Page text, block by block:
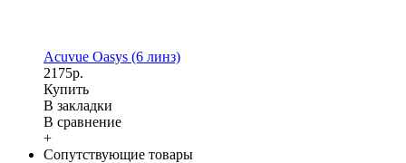
Acuvue Oasys (6 линз)
2175р.
Купить
В закладки
В сравнение
+
Сопутствующие товары